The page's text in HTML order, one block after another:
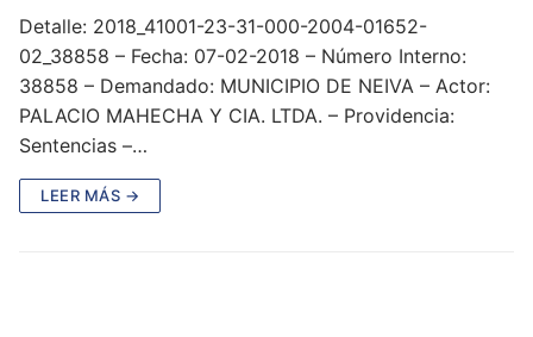
Detalle: 2018_41001-23-31-000-2004-01652-
02_38858 – Fecha: 07-02-2018 – Número Interno:
38858 – Demandado: MUNICIPIO DE NEIVA – Actor:
PALACIO MAHECHA Y CIA. LTDA. – Providencia:
Sentencias –…
LEER MÁS →